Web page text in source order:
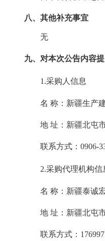
八、其他补充事宜
无
九、对本次公告内容
1.采购人信息
名 称： 新疆生产
地 址： 新疆北屯
联系方式： 0906-
2.采购代理机构信
名 称： 新疆泰诚
地 址： 新疆北屯
联系方式：